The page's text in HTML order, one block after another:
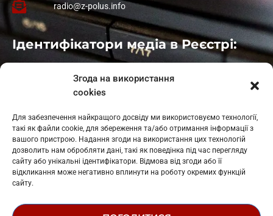
Згода на використання
cookies
Для забезпечення найкращого досвіду ми використовуємо технології,
такі як файли cookie, для збереження та/або отримання інформації з
вашого пристрою. Надання згоди на використання цих технологій
дозволить нам обробляти дані, такі як поведінка під час перегляду
сайту або унікальні ідентифікатори. Відмова від згоди або її
відкликання може негативно вплинути на роботу окремих функцій
сайту.
radio@z-polus.info
Ідентифікатори медіа в Реєстрі:
: L11-01410
: L11-01801
Косів: L11-01805
Гарасимів: L11-02274